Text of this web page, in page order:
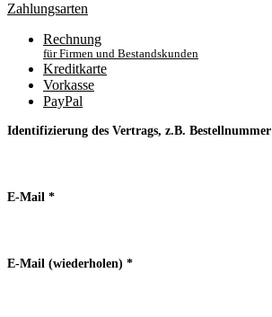
Zahlungsarten
Rechnung
für Firmen und Bestandskunden
Kreditkarte
Vorkasse
PayPal
Identifizierung des Vertrags, z.B. Bestellnummer
E-Mail *
E-Mail (wiederholen) *